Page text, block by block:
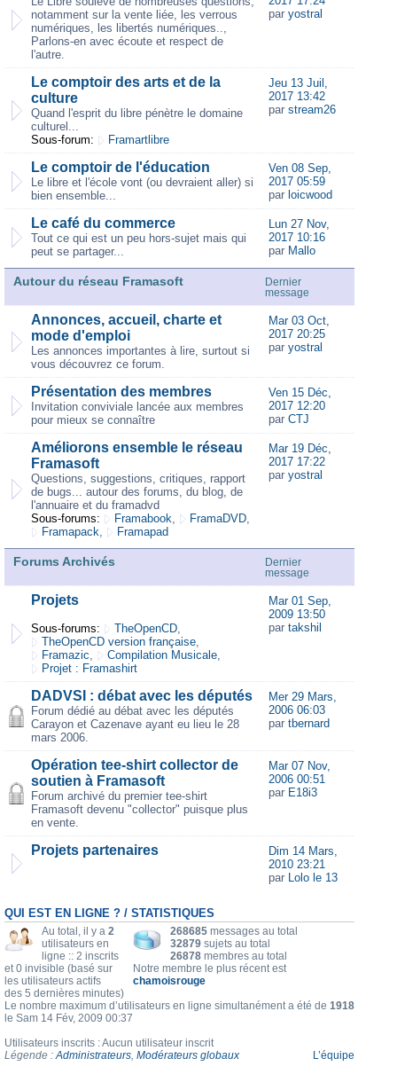
notamment sur la vente liée, les verrous
numériques, les libertés numériques..,
Parlons-en avec écoute et respect de
l'autre.
par yostral
Le comptoir des arts et de la
culture
Quand l'esprit du libre pénètre le domaine
culturel...
Sous-forum:
Framartlibre
Jeu 13 Juil,
2017 13:42
par stream26
Le comptoir de l'éducation
Le libre et l'école vont (ou devraient aller) si
bien ensemble...
Ven 08 Sep,
2017 05:59
par loicwood
Le café du commerce
Tout ce qui est un peu hors-sujet mais qui
peut se partager...
Lun 27 Nov,
2017 10:16
par Mallo
Autour du réseau Framasoft
Dernier
message
Annonces, accueil, charte et
mode d'emploi
Les annonces importantes à lire, surtout si
vous découvrez ce forum.
Mar 03 Oct,
2017 20:25
par yostral
Présentation des membres
Invitation conviviale lancée aux membres
pour mieux se connaître
Ven 15 Déc,
2017 12:20
par CTJ
Améliorons ensemble le réseau
Framasoft
Questions, suggestions, critiques, rapport
de bugs... autour des forums, du blog, de
l'annuaire et du framadvd
Sous-forums:
Framabook, FramaDVD,
Framapack, Framapad
Mar 19 Déc,
2017 17:22
par yostral
Forums Archivés
Dernier
message
Projets
Sous-forums: TheOpenCD,
TheOpenCD version française,
Framazic, Compilation Musicale,
Projet : Framashirt
Mar 01 Sep,
2009 13:50
par takshil
DADVSI : débat avec les députés
Forum dédié au débat avec les députés
Carayon et Cazenave ayant eu lieu le 28
mars 2006.
Mer 29 Mars,
2006 06:03
par tbernard
Opération tee-shirt collector de
soutien à Framasoft
Forum archivé du premier tee-shirt
Framasoft devenu "collector" puisque plus
en vente.
Mar 07 Nov,
2006 00:51
par E18i3
Projets partenaires
Dim 14 Mars,
2010 23:21
par Lolo le 13
QUI EST EN LIGNE ? / STATISTIQUES
268685 messages au total
32879 sujets au total
26878 membres au total
Notre membre le plus récent est
chamoisrouge
Au total, il y a 2
utilisateurs en
ligne :: 2 inscrits
et 0 invisible (basé sur
les utilisateurs actifs
des 5 dernières minutes)
Le nombre maximum d’utilisateurs en ligne simultanément a été de 1918
le Sam 14 Fév, 2009 00:37
Utilisateurs inscrits : Aucun utilisateur inscrit
Légende :Administrateurs, Modérateurs globaux L’équipe